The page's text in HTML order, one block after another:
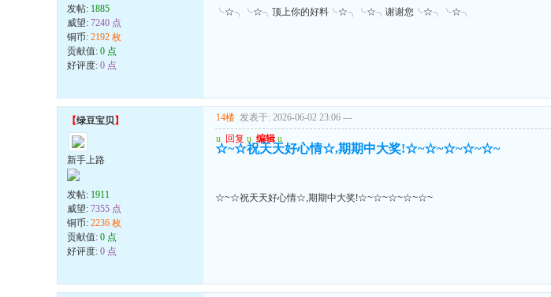
发帖: 1885
威望: 7240 点
铜币: 2192 枚
贡献值: 0 点
好评度: 0 点
╰☆╮╰☆╮顶上你的好料╰☆╮╰☆╮谢谢您╰☆╮╰☆╮
【绿豆宝贝】
新手上路
发帖: 1911
威望: 7355 点
铜币: 2236 枚
贡献值: 0 点
好评度: 0 点
14楼 发表于: 2026-06-02 23:06 ---
u 回复 u 编辑 u
☆~☆祝天天好心情☆,期期中大奖!☆~☆~☆~☆~☆~
☆~☆祝天天好心情☆,期期中大奖!☆~☆~☆~☆~☆~